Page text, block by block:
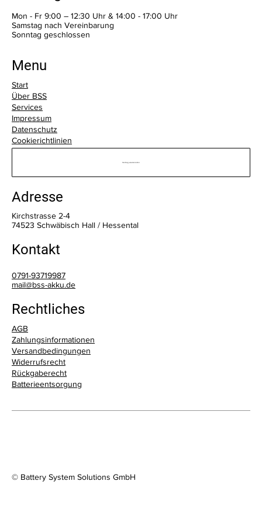
Menu
Start
Über BSS
Services
Impressum
Datenschutz
Cookierichtlinien
Vertrag wiederrufen
Rechtliches
AGB
Zahlungsinformationen
Versandbedingungen
Widerrufsrecht
Rückgaberecht
Batterieentsorgung
Kontakt
0791-93719987
mail@bss-akku.de
Adresse
Kirchstrasse 2-4
74523 Schwäbisch Hall / Hessental
Mon - Fr 9:00 – 12:30 Uhr & 14:00 - 17:00 Uhr
Samstag nach Vereinbarung
​Sonntag geschlossen
© Battery System Solutions GmbH
Öffnungszeiten